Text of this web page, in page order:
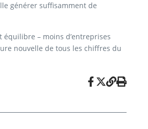
générer suffisamment de
– moins d’entreprises
nouvelle de tous les chiffres du